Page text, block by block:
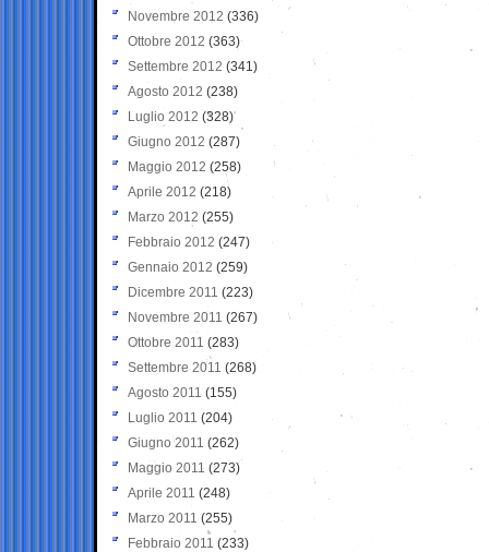
Novembre 2012 (336)
Ottobre 2012 (363)
Settembre 2012 (341)
Agosto 2012 (238)
Luglio 2012 (328)
Giugno 2012 (287)
Maggio 2012 (258)
Aprile 2012 (218)
Marzo 2012 (255)
Febbraio 2012 (247)
Gennaio 2012 (259)
Dicembre 2011 (223)
Novembre 2011 (267)
Ottobre 2011 (283)
Settembre 2011 (268)
Agosto 2011 (155)
Luglio 2011 (204)
Giugno 2011 (262)
Maggio 2011 (273)
Aprile 2011 (248)
Marzo 2011 (255)
Febbraio 2011 (233)